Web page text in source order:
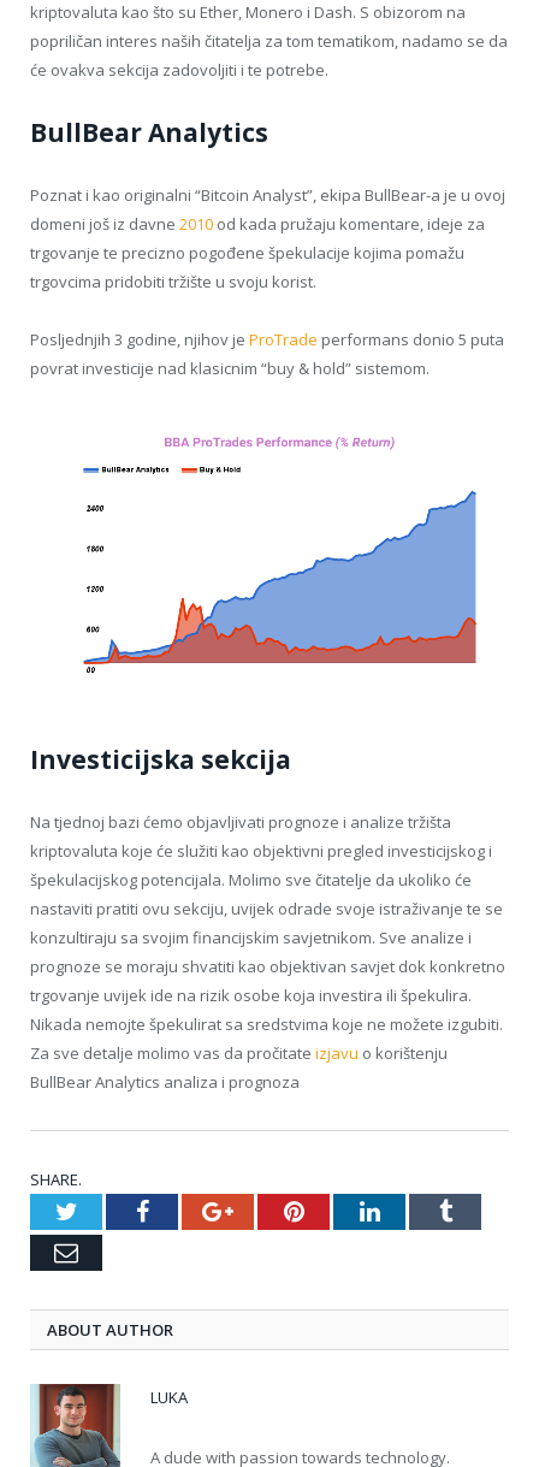
kriptovaluta kao što su Ether, Monero i Dash. S obizorom na
popriličan interes naših čitatelja za tom tematikom, nadamo se da
će ovakva sekcija zadovoljiti i te potrebe.
BullBear Analytics
Poznat i kao originalni “Bitcoin Analyst”, ekipa BullBear-a je u ovoj
domeni još iz davne 2010 od kada pružaju komentare, ideje za
trgovanje te precizno pogođene špekulacije kojima pomažu
trgovcima pridobiti tržište u svoju korist.
Posljednjih 3 godine, njihov je ProTrade performans donio 5 puta
povrat investicije nad klasicnim “buy & hold” sistemom.
Investicijska sekcija
Na tjednoj bazi ćemo objavljivati prognoze i analize tržišta
kriptovaluta koje će služiti kao objektivni pregled investicijskog i
špekulacijskog potencijala. Molimo sve čitatelje da ukoliko će
nastaviti pratiti ovu sekciju, uvijek odrade svoje istraživanje te se
konzultiraju sa svojim financijskim savjetnikom. Sve analize i
prognoze se moraju shvatiti kao objektivan savjet dok konkretno
trgovanje uvijek ide na rizik osobe koja investira ili špekulira.
Nikada nemojte špekulirat sa sredstvima koje ne možete izgubiti.
Za sve detalje molimo vas da pročitate izjavu o korištenju
BullBear Analytics analiza i prognoza
SHARE.
TwitterFacebookGoogle+PinterestLinkedInTumblr
Email
ABOUT AUTHOR
LUKA
A dude with passion towards technology.